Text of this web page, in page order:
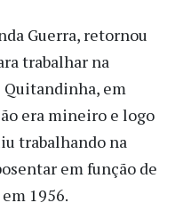
Guerra, retornou
trabalhar na
em
era mineiro e logo
trabalhando na
em função de
1956.